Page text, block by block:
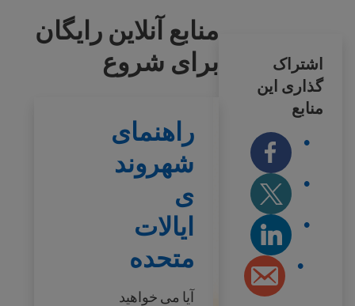
اشتراک
گذاری این
منابع
منابع آنلاین رایگان
برای شروع
راهنمای
شهروند
ی
ایالات
متحده
آیا می خواهید